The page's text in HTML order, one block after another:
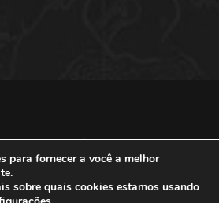
- Expedições na Ámerica do Sul.
| Política de Privacidade
para fornecer a você a melhor
sobre quais cookies estamos usando